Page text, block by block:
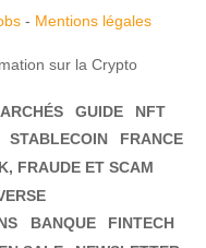
- Mentions légales
sur la Crypto
GUIDE
NFT
STABLECOIN
FRANCE
FRAUDE ET SCAM
BANQUE
FINTECH